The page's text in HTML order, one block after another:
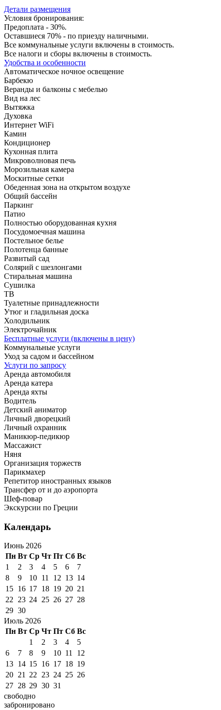
Детали размещения
Условия бронирования:
Предоплата - 30%.
Оставшиеся 70% - по приезду наличными.
Все коммунальные услуги включены в стоимость.
Все налоги и сборы включены в стоимость.
Удобства и особенности
Автоматическое ночное освещение
Барбекю
Веранды и балконы с мебелью
Вид на лес
Вытяжка
Духовка
Интернет WiFi
Камин
Кондиционер
Кухонная плита
Микроволновая печь
Морозильная камера
Москитные сетки
Обеденная зона на открытом воздухе
Общий бассейн
Паркинг
Патио
Полностью оборудованная кухня
Посудомоечная машина
Постельное белье
Полотенца банные
Развитый сад
Солярий с шезлонгами
Стиральная машина
Сушилка
ТВ
Туалетные принадлежности
Утюг и гладильная доска
Холодильник
Электрочайник
Бесплатные услуги (включены в цену)
Коммунальные услуги
Уход за садом и бассейном
Услуги по запросу
Аренда автомобиля
Аренда катера
Аренда яхты
Водитель
Детский аниматор
Личный дворецкий
Личный охранник
Маникюр-педикюр
Массажист
Няня
Организация торжеств
Парикмахер
Репетитор иностранных языков
Трансфер от и до аэропорта
Шеф-повар
Экскурсии по Греции
Календарь
Июнь 2026
Пн Вт Ср Чт Пт Сб Вс
1
2 3 4 5 6
7
8
9 10 11 12 13 14
15 16 17 18 19 20 21
22
23 24 25 26 27 28
29 30
Июль 2026
Пн Вт Ср Чт Пт Сб Вс
1
2 3 4
5
6
7 8 9 10 11
12
13 14 15 16 17 18 19
20 21 22 23 24 25 26
27 28 29 30 31
свободно
забронировано